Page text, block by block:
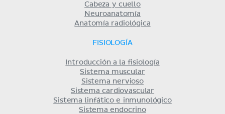
Cabeza y cuello
Neuroanatomía
Anatomía radiológica
FISIOLOGÍA
Introducción a la fisiología
Sistema muscular
Sistema nervioso
Sistema cardiovascular
Sistema linfático e inmunológico
Sistema endocrino